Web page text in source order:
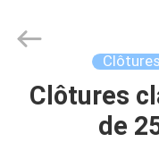
MAISON
Electric
Reserved.Clôtures
de